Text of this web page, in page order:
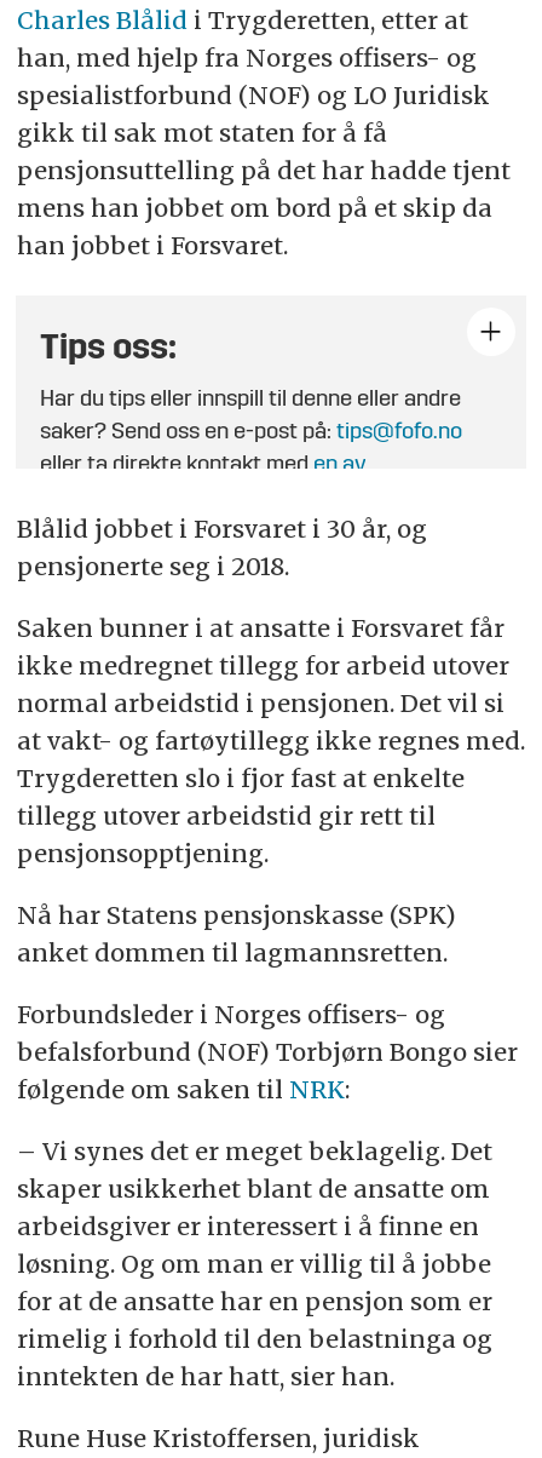
Charles Blålidi Trygderetten, etter at
han, med hjelp fra Norges offisers- og
spesialistforbund (NOF) og LO Juridisk
gikk til sak mot staten for å få
pensjonsuttelling på det har hadde tjent
mens han jobbet om bord på et skip da
han jobbet i Forsvaret.
Tips oss:
Har du tips eller innspill til denne eller andre
saker? Send oss en e-post på:tips@fofo.no
eller ta direkte kontakt med en av
Blålid jobbet i Forsvaret i 30 år, og
pensjonerte seg i 2018.
Saken bunner i at ansatte i Forsvaret får
ikke medregnet tillegg for arbeid utover
normal arbeidstid i pensjonen. Det vil si
at vakt- og fartøytillegg ikke regnes med.
Trygderetten slo i fjor fast at enkelte
tillegg utover arbeidstid gir rett til
pensjonsopptjening.
Nå har Statens pensjonskasse (SPK)
anket dommen til lagmannsretten.
Forbundsleder i Norges offisers- og
befalsforbund (NOF) Torbjørn Bongo sier
følgende om saken til NRK:
– Vi synes det er meget beklagelig. Det
skaper usikkerhet blant de ansatte om
arbeidsgiver er interessert i å finne en
løsning. Og om man er villig til å jobbe
for at de ansatte har en pensjon som er
rimelig i forhold til den belastninga og
inntekten de har hatt, sier han.
Rune Huse Kristoffersen, juridisk